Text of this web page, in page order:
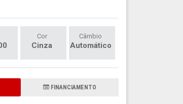
Cor
Cinza
Câmbio
Automático
FINANCIAMENTO